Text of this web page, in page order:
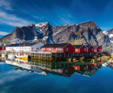
Reine - Lofoten,